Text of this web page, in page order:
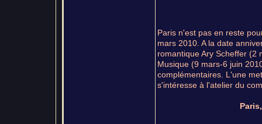
Paris n'est pas en reste
mars 2010. A la date
romantique Ary Scheffer (2
Musique (9 mars-6 juin
complémentaires. L'une
s'intéresse à l'atelier du